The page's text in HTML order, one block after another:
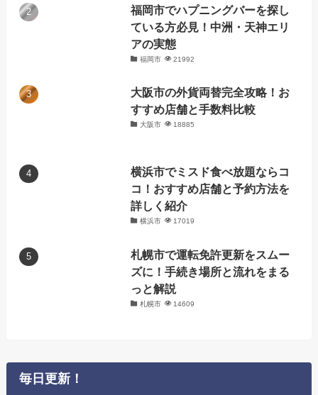
福岡市でハプニングバーを探し
ている方必見！中洲・天神エリ
アの実態
福岡市 21992
大阪市の外貨両替完全攻略！お
すすめ店舗と手数料比較
大阪市 18885
横浜市でミスド食べ放題ならコ
コ！おすすめ店舗と予約方法を
詳しく紹介
横浜市 17019
札幌市で運転免許更新をスムー
ズに！手続き場所と流れをまる
っと解説
札幌市 14609
毎日更新！